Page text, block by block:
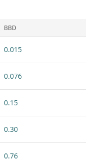
BBD
0.015
0.076
0.15
0.30
0.76